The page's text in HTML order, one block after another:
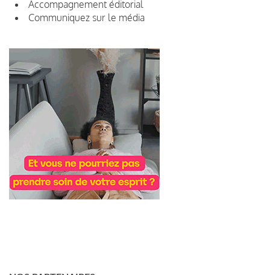
Accompagnement éditorial
Communiquez sur le média